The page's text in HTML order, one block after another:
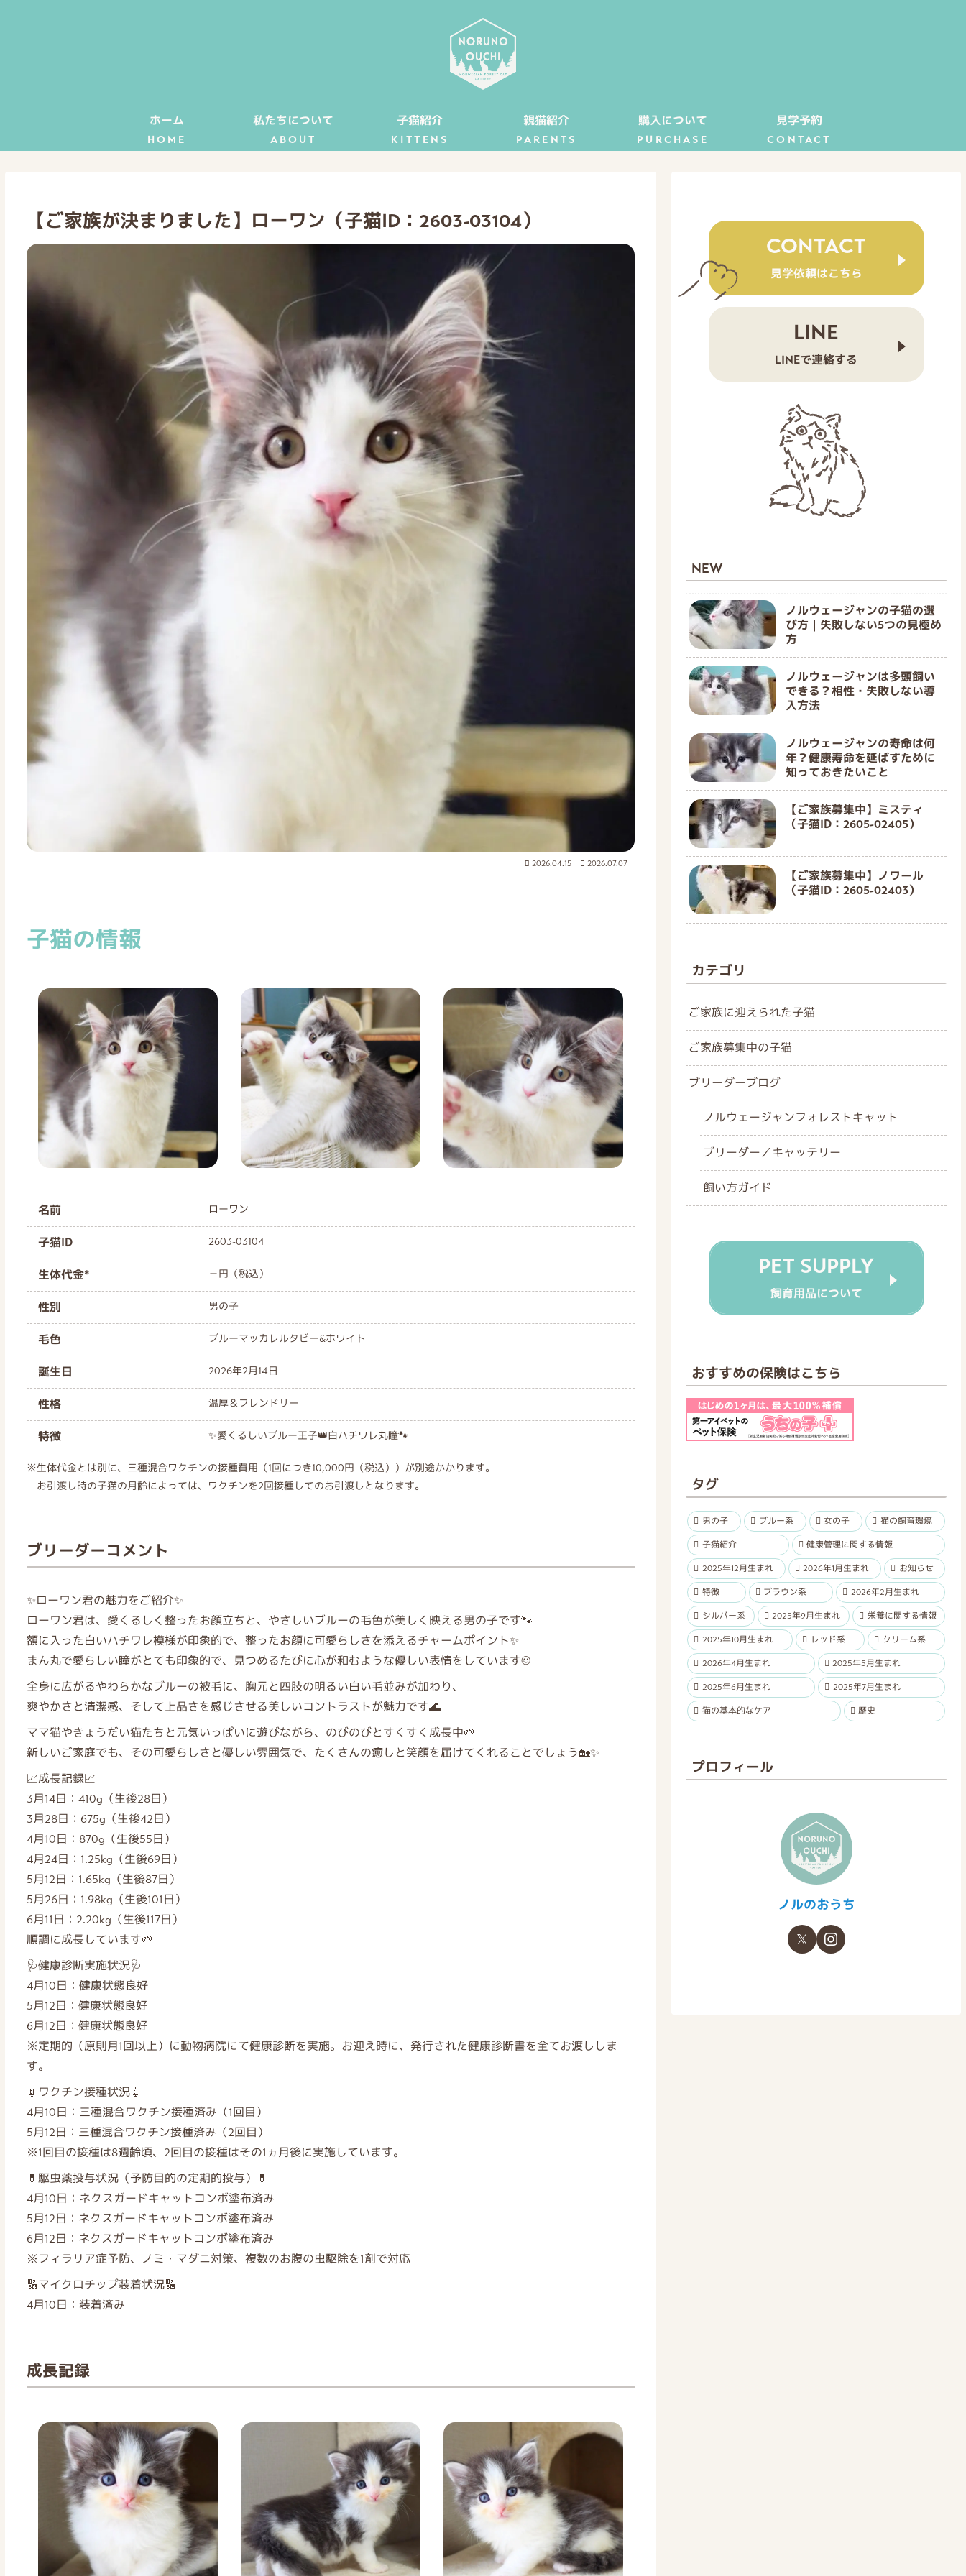
ホーム
HOME
私たちについて
ABOUT
子猫紹介
KITTENS
親猫紹介
PARENTS
購入について
PURCHASE
見学予約
CONTACT
【ご家族が決まりました】ローワン（子猫ID：2603-03104）
2026.04.15 2026.07.07
子猫の情報
名前 ローワン
子猫ID 2603-03104
生体代金* －円（税込）
性別 男の子
毛色 ブルーマッカレルタビー&ホワイト
誕生日 2026年2月14日
性格 温厚＆フレンドリー
特徴 ✨愛くるしいブルー王子👑白ハチワレ丸瞳🐾
※生体代金とは別に、三種混合ワクチンの接種費用（1回につき10,000円（税込））が別途かかります。
お引渡し時の子猫の月齢によっては、ワクチンを2回接種してのお引渡しとなります。
ブリーダーコメント
✨ローワン君の魅力をご紹介✨
ローワン君は、愛くるしく整ったお顔立ちと、やさしいブルーの毛色が美しく映える男の子です🐾
額に入った白いハチワレ模様が印象的で、整ったお顔に可愛らしさを添えるチャームポイント✨
まん丸で愛らしい瞳がとても印象的で、見つめるたびに心が和むような優しい表情をしています☺️
全身に広がるやわらかなブルーの被毛に、胸元と四肢の明るい白い毛並みが加わり、
爽やかさと清潔感、そして上品さを感じさせる美しいコントラストが魅力です🌊
ママ猫やきょうだい猫たちと元気いっぱいに遊びながら、のびのびとすくすく成長中🌱
新しいご家庭でも、その可愛らしさと優しい雰囲気で、たくさんの癒しと笑顔を届けてくれることでしょう🏡✨
📈成長記録📈
3月14日：410g（生後28日）
3月28日：675g（生後42日）
4月10日：870g（生後55日）
4月24日：1.25kg（生後69日）
5月12日：1.65kg（生後87日）
5月26日：1.98kg（生後101日）
6月11日：2.20kg（生後117日）
順調に成長しています🌱
🩺健康診断実施状況🩺
4月10日：健康状態良好
5月12日：健康状態良好
6月12日：健康状態良好
※定期的（原則月1回以上）に動物病院にて健康診断を実施。お迎え時に、発行された健康診断書を全てお渡ししま
す。
💉ワクチン接種状況💉
4月10日：三種混合ワクチン接種済み（1回目）
5月12日：三種混合ワクチン接種済み（2回目）
※1回目の接種は8週齢頃、2回目の接種はその1ヵ月後に実施しています。
💊駆虫薬投与状況（予防目的の定期的投与）💊
4月10日：ネクスガードキャットコンボ塗布済み
5月12日：ネクスガードキャットコンボ塗布済み
6月12日：ネクスガードキャットコンボ塗布済み
※フィラリア症予防、ノミ・マダニ対策、複数のお腹の虫駆除を1剤で対応
🔢マイクロチップ装着状況🔢
4月10日：装着済み
成長記録
CONTACT
見学依頼はこちら
LINE
LINEで連絡する
NEW
ノルウェージャンの子猫の選
び方｜失敗しない5つの見極め
方
ノルウェージャンは多頭飼い
できる？相性・失敗しない導
入方法
ノルウェージャンの寿命は何
年？健康寿命を延ばすために
知っておきたいこと
【ご家族募集中】ミスティ
（子猫ID：2605-02405）
【ご家族募集中】ノワール
（子猫ID：2605-02403）
カテゴリ
ご家族に迎えられた子猫
ご家族募集中の子猫
ブリーダーブログ
ノルウェージャンフォレストキャット
ブリーダー／キャッテリー
飼い方ガイド
PET SUPPLY
飼育用品について
おすすめの保険はこちら
タグ
男の子 ブルー系 女の子 猫の飼育環境
子猫紹介 健康管理に関する情報
2025年12月生まれ 2026年1月生まれ お知らせ
特徴 ブラウン系 2026年2月生まれ
シルバー系 2025年9月生まれ 栄養に関する情報
2025年10月生まれ レッド系 クリーム系
2026年4月生まれ 2025年5月生まれ
2025年6月生まれ 2025年7月生まれ
猫の基本的なケア 歴史
プロフィール
ノルのおうち